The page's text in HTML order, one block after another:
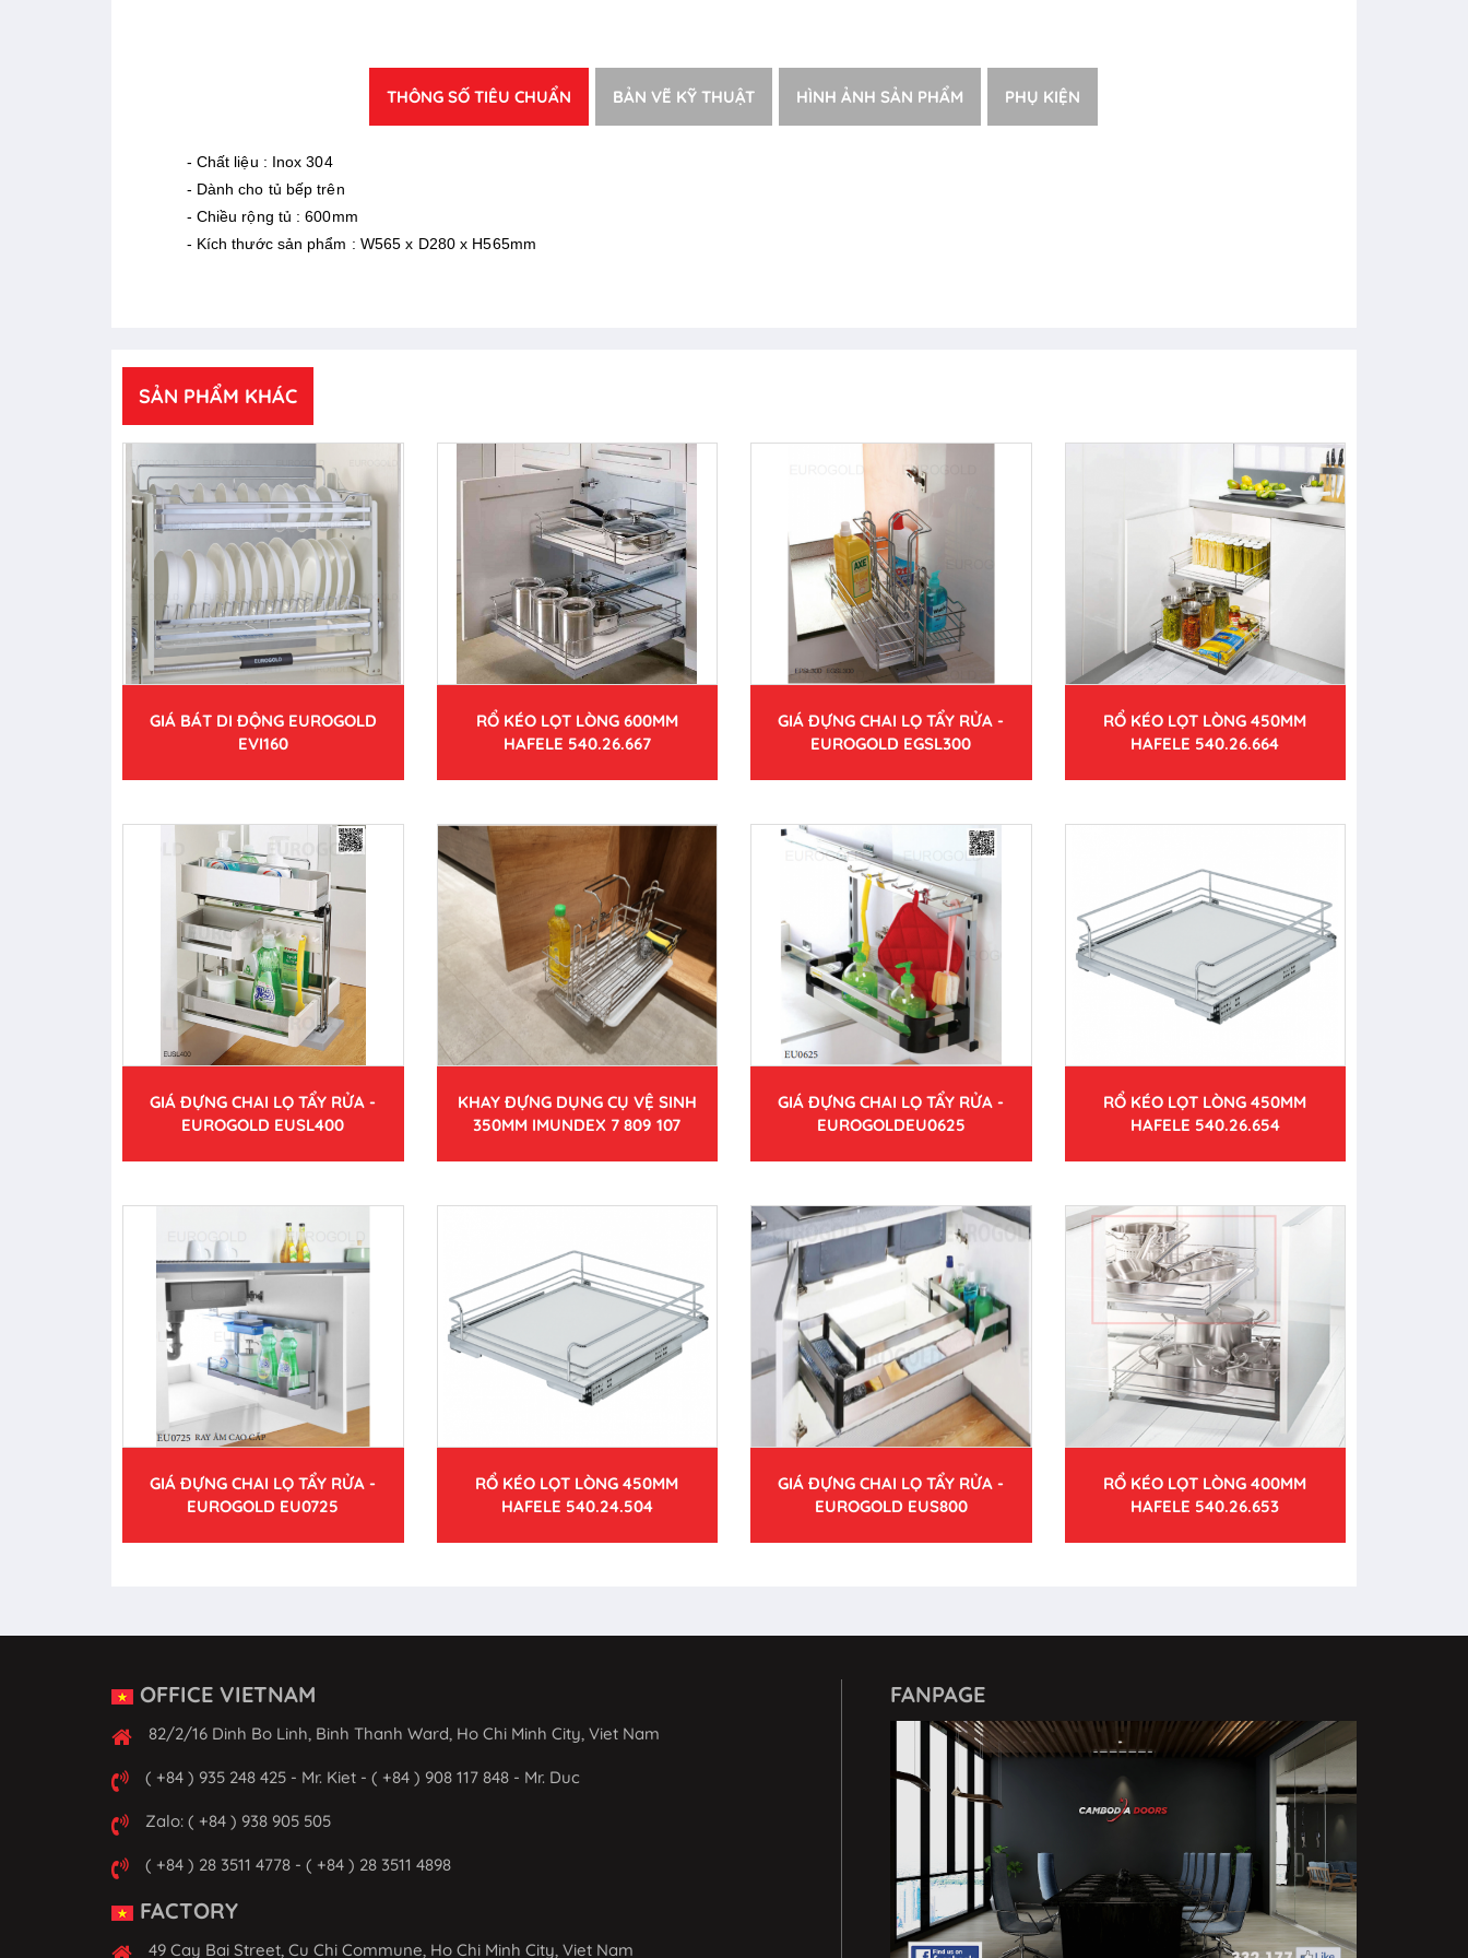
THÔNG SỐ TIÊU CHUẨN BẢN VẼ KỸ THUẬT HÌNH ẢNH SẢN PHẨM PHỤ KIỆN
- Chất liệu : Inox 304
- Dành cho tủ bếp trên
- Chiều rộng tủ : 600mm
- Kích thước sản phẩm : W565 x D280 x H565mm
SẢN PHẨM KHÁC
GIÁ BÁT DI ĐỘNG EUROGOLD
EVI160
RỔ KÉO LỌT LÒNG 600MM
HAFELE 540.26.667
GIÁ ĐỰNG CHAI LỌ TẨY RỬA -
EUROGOLD EGSL300
RỔ KÉO LỌT LÒNG 450MM
HAFELE 540.26.664
GIÁ ĐỰNG CHAI LỌ TẨY RỬA -
EUROGOLD EUSL400
KHAY ĐỰNG DỤNG CỤ VỆ SINH
350MM IMUNDEX 7 809 107
GIÁ ĐỰNG CHAI LỌ TẨY RỬA -
EUROGOLDEU0625
RỔ KÉO LỌT LÒNG 450MM
HAFELE 540.26.654
GIÁ ĐỰNG CHAI LỌ TẨY RỬA -
EUROGOLD EU0725
RỔ KÉO LỌT LÒNG 450MM
HAFELE 540.24.504
GIÁ ĐỰNG CHAI LỌ TẨY RỬA -
EUROGOLD EUS800
RỔ KÉO LỌT LÒNG 400MM
HAFELE 540.26.653
OFFICE VIETNAM
82/2/16 Dinh Bo Linh, Binh Thanh Ward, Ho Chi Minh City, Viet Nam
( +84 ) 935 248 425 - Mr. Kiet - ( +84 ) 908 117 848 - Mr. Duc
Zalo: ( +84 ) 938 905 505
( +84 ) 28 3511 4778 - ( +84 ) 28 3511 4898
FACTORY
49 Cay Bai Street, Cu Chi Commune, Ho Chi Minh City, Viet Nam
FANPAGE